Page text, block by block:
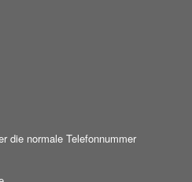
die normale Telefonnummer